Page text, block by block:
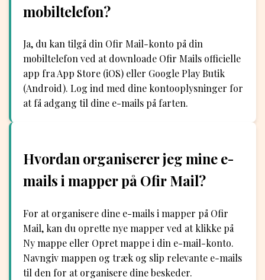
mobiltelefon?
Ja, du kan tilgå din Ofir Mail-konto på din
mobiltelefon ved at downloade Ofir Mails officielle
app fra App Store (iOS) eller Google Play Butik
(Android). Log ind med dine kontooplysninger for
at få adgang til dine e-mails på farten.
Hvordan organiserer jeg mine e-
mails i mapper på Ofir Mail?
For at organisere dine e-mails i mapper på Ofir
Mail, kan du oprette nye mapper ved at klikke på
Ny mappe eller Opret mappe i din e-mail-konto.
Navngiv mappen og træk og slip relevante e-mails
til den for at organisere dine beskeder.